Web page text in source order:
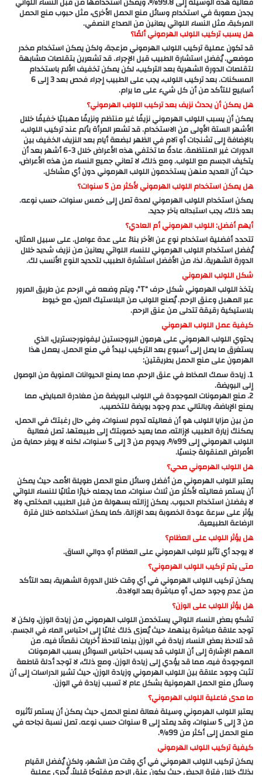
يجدن صعوبة في استخدام وسائل منع الحمل الأخرى، مثل حبوب منع الحمل
المركبة، مثل النساء اللواتي يعانين من الصداع النصفي.
هل يسبب تركيب اللولب الهرموني ألمًا؟
قد تكون عملية تركيب اللولب الهرموني مزعجة، ولكن يمكن استخدام مخدر
موضعي. يُفضل استشارة الطبيب قبل الإجراء. قد تشعرين بتقلصات مشابهة
لتقلصات الدورة الشهرية بعد التركيب، لكن يمكن تخفيف الألم باستخدام
المسكنات. بعد تركيب اللولب، يجب على الطبيب إجراء فحص بعد 3 إلى 6
أسابيع للتأكد من أن كل شيء على ما يرام.
هل يمكن أن يحدث نزيف بعد تركيب اللولب الهرموني؟
يمكن أن يسبب اللولب الهرموني نزيفًا غير منتظم ونزيفًا مهبليًا خفيفًا خلال
الأشهر الستة الأولى من الاستخدام. قد تشعر المرأة بألم عند تركيب اللولب،
بالإضافة إلى تشنجات أو آلام في الظهر لبضعة أيام بعد النزيف الخفيف بين
الدورات غير المنتظمة. عادةً ما تختفي هذه الأعراض خلال 3-6 أشهر بعد أن
يتكيف الجسم مع اللولب. ومع ذلك، لا تعاني جميع النساء من هذه الأعراض،
حيث أن العديد منهن يستخدمون اللولب الهرموني دون أي مشاكل.
هل يمكن استخدام اللولب الهرموني لأكثر من 5 سنوات؟
يمكن استخدام اللولب الهرموني لمدة تصل إلى خمس سنوات، حسب نوعه.
بعد ذلك، يجب استبداله بآخر جديد.
أيهم أفضل: اللولب الهرموني أم العادي؟
تتحدد أفضلية استخدام نوع عن الآخر بناءً على عدة عوامل. على سبيل المثال،
يُفضل استخدام اللولب الهرموني للنساء اللواتي يعانين من نزيف شديد خلال
الدورة الشهرية. لذا، من الأفضل استشارة الطبيب لتحديد النوع الأنسب لك.
شكل اللولب الهرموني
يتخذ اللولب الهرموني شكل حرف “T”، ويتم وضعه في الرحم عن طريق المرور
عبر المهبل وعنق الرحم. يُصنع اللولب من البلاستيك المرن، مع خيوط
بلاستيكية رقيقة تتدلى من عنق الرحم.
كيفية عمل اللولب الهرموني
يحتوي اللولب الهرموني على هرمون البروجستين ليفونورجستريل، الذي
يستغرق ما يصل إلى أسبوع بعد التركيب ليبدأ في منع الحمل. يعمل هذا
الهرمون على منع الحمل بطريقتين:
1. زيادة سمك المخاط في عنق الرحم، مما يمنع الحيوانات المنوية من الوصول
إلى البويضة.
2. منع الهرمونات الموجودة في اللولب البويضة من مغادرة المبايض، مما
يمنع الإباضة، وبالتالي عدم وجود بويضة للتخصيب.
من بين مزايا اللولب هو أن فعاليته تدوم لسنوات، وفي حال رغبتك في الحمل،
يمكنك زيارة الطبيب لإزالته، مما يعيد خصوبتك إلى طبيعتها. تصل فعالية
اللولب الهرموني إلى 99%، ويدوم من 3 إلى 5 سنوات، لكنه لا يوفر حماية من
الأمراض المنقولة جنسيًا.
هل اللولب الهرموني صحي؟
يعتبر اللولب الهرموني من أفضل وسائل منع الحمل طويلة الأمد، حيث يمكن
أن يستمر فعاليته لأكثر من ثلاث سنوات، مما يجعله خيارًا مثاليًا للنساء اللواتي
لا يفضلن استخدام الحبوب. يمكن إزالته بسهولة من قبل الطبيب المختص، ولا
يؤثر على سرعة عودة الخصوبة بعد الإزالة. كما يمكن استخدامه خلال فترة
الرضاعة الطبيعية.
هل يؤثر اللولب على العظام؟
لا يوجد أي تأثير للولب الهرموني على العظام أو دوالي الساق.
متى يتم تركيب اللولب الهرموني؟
يمكن تركيب اللولب الهرموني في أي وقت خلال الدورة الشهرية، بعد التأكد
من عدم وجود حمل، أو مباشرة بعد الولادة.
هل يؤثر اللولب على الوزن؟
تشكو بعض النساء اللواتي يستخدمن اللولب الهرموني من زيادة الوزن، ولكن لا
توجد علاقة مباشرة بينهما، حيث يُعزى ذلك غالبًا إلى احتباس الماء في الجسم.
قد تلاحظ بعض النساء زيادة في الوزن بينما تلاحظ أخريات نقصانًا فيه. من
المهم الإشارة إلى أن اللولب قد يسبب احتباس السوائل بسبب الهرمونات
الموجودة فيه، مما قد يؤدي إلى زيادة الوزن. ومع ذلك، لا توجد أدلة قاطعة
تثبت وجود علاقة بين اللولب الهرموني وزيادة الوزن، حيث تشير الدراسات إلى أن
وسائل منع الحمل الهرمونية بشكل عام لا تسبب زيادة في الوزن.
ما مدى فاعلية اللولب الهرموني؟
يعتبر اللولب الهرموني وسيلة فعالة لمنع الحمل، حيث يمكن أن يستمر تأثيره
من 3 إلى 5 سنوات، وقد يمتد إلى 8 سنوات حسب نوعه. تصل نسبة نجاحه في
منع الحمل إلى أكثر من 99%.
كيفية تركيب اللولب الهرموني
يمكن تركيب اللولب الهرموني في أي وقت من الشهر، ولكن يُفضل القيام